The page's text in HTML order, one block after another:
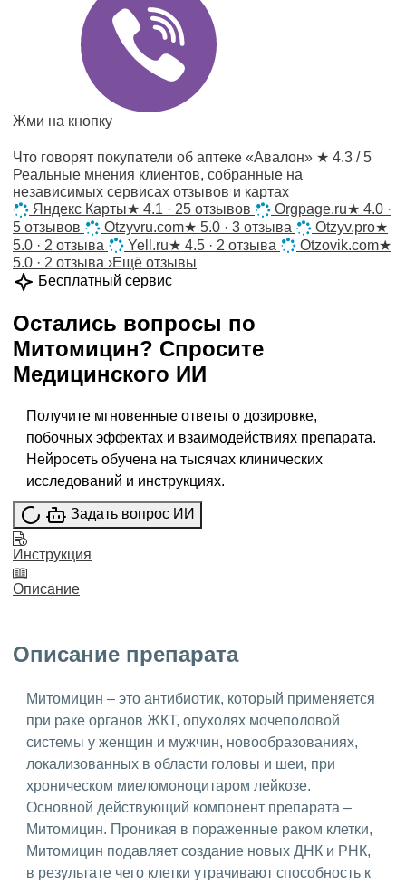
Жми на кнопку
Что говорят покупатели об аптеке «Авалон» ★ 4.3 / 5
Реальные мнения клиентов, собранные на
независимых сервисах отзывов и картах
Яндекс Карты★ 4.1 · 25 отзывов Orgpage.ru★ 4.0 ·
5 отзывов
Otzyvru.com★ 5.0 · 3 отзыва Otzyv.pro★
5.0 · 2 отзыва
Yell.ru★ 4.5 · 2 отзыва Otzovik.com★
5.0 · 2 отзыва ›Ещё отзывы
Бесплатный сервис
Остались вопросы по
Митомицин? Спросите
Медицинского ИИ
Получите мгновенные ответы о дозировке,
побочных эффектах и взаимодействиях препарата.
Нейросеть обучена на тысячах клинических
исследований и инструкциях.
Задать вопрос ИИ
Инструкция
Описание
Описание препарата
Митомицин – это антибиотик, который применяется
при раке органов ЖКТ, опухолях мочеполовой
системы у женщин и мужчин, новообразованиях,
локализованных в области головы и шеи, при
хроническом миеломоноцитаром лейкозе.
Основной действующий компонент препарата –
Митомицин. Проникая в пораженные раком клетки,
Митомицин подавляет создание новых ДНК и РНК,
в результате чего клетки утрачивают способность к